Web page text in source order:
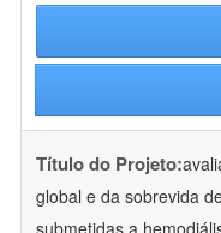
Título do Projeto:
global e da sobrevida